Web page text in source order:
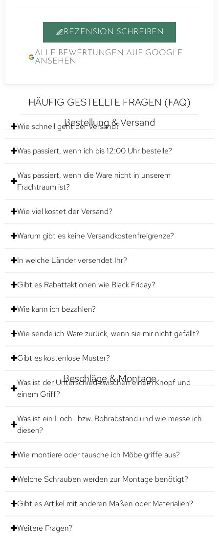
REZENSION SCHREIBEN
ALLE BEWERTUNGEN AUF GOOGLE
ANSEHEN
HÄUFIG GESTELLTE FRAGEN (FAQ)
Bestellung & Versand
Wie schnell geht der Versand?
Was passiert, wenn ich bis 12:00 Uhr bestelle?
Was passiert, wenn die Ware nicht in unserem
Frachtraum ist?
Wie viel kostet der Versand?
Warum gibt es keine Versandkostenfreigrenze?
In welche Länder versendet Ihr?
Gibt es Rabattaktionen wie Black Friday?
Wie kann ich bezahlen?
Wie sende ich Ware zurück, wenn sie mir nicht gefällt?
Gibt es kostenlose Muster?
Beschläge & Montage
Was ist der Unterschied zwischen einem Knopf und
einem Griff?
Was ist ein Loch- bzw. Bohrabstand und wie messe ich
diesen?
Wie montiere oder tausche ich Möbelgriffe aus?
Welche Schrauben werden zur Montage benötigt?
Gibt es Artikel mit anderen Maßen oder Materialien?
Weitere Fragen?